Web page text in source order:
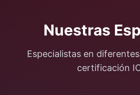
Nuestras
Especialistas en
certificación